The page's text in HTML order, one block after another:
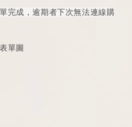
完成，逾期者下次無法連線購
單圖